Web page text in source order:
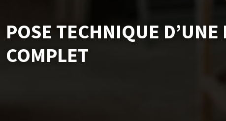
POSE TECHNIQUE
COMPLET